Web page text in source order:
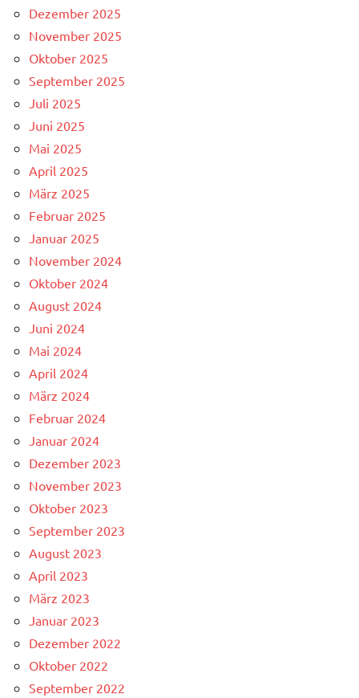
Dezember 2025
November 2025
Oktober 2025
September 2025
Juli 2025
Juni 2025
Mai 2025
April 2025
März 2025
Februar 2025
Januar 2025
November 2024
Oktober 2024
August 2024
Juni 2024
Mai 2024
April 2024
März 2024
Februar 2024
Januar 2024
Dezember 2023
November 2023
Oktober 2023
September 2023
August 2023
April 2023
März 2023
Januar 2023
Dezember 2022
Oktober 2022
September 2022